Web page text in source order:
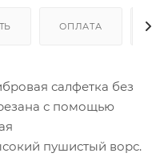
ОПЛАТА
салфетка без
с помощью
пушистый ворс.